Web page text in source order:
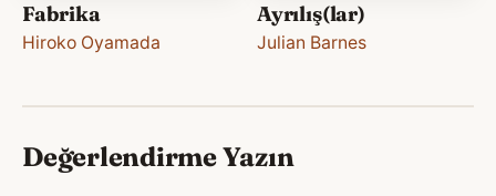
Fabrika
Hiroko Oyamada
Ayrılış(lar)
Julian Barnes
Değerlendirme Yazın